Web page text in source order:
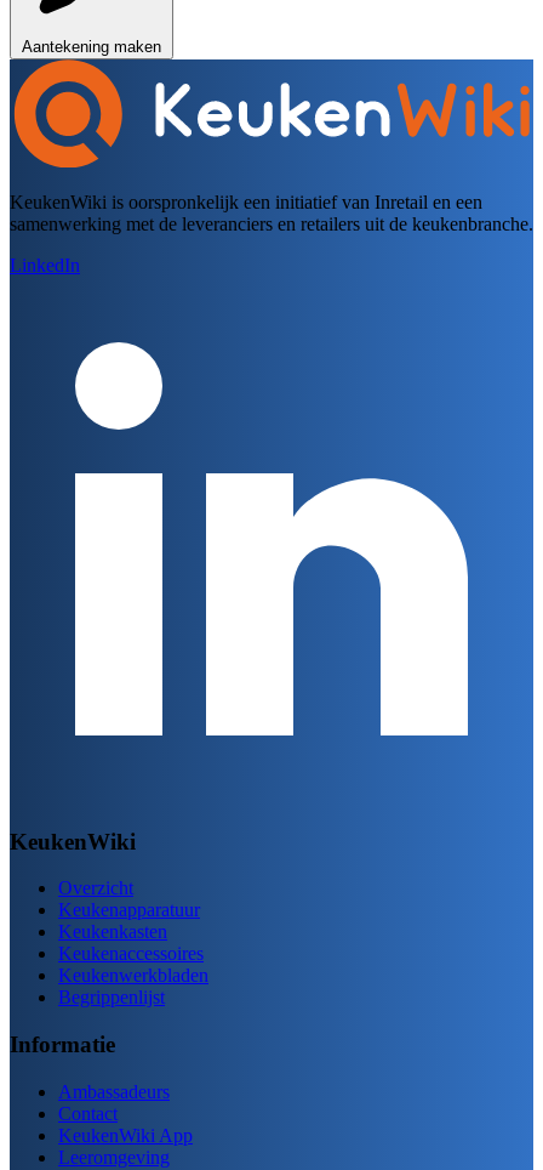
Aantekening maken
KeukenWiki is oorspronkelijk een initiatief van Inretail en een
samenwerking met de leveranciers en retailers uit de keukenbranche.
LinkedIn
KeukenWiki
Overzicht
Keukenapparatuur
Keukenkasten
Keukenaccessoires
Keukenwerkbladen
Begrippenlijst
Informatie
Ambassadeurs
Contact
KeukenWiki App
Leeromgeving